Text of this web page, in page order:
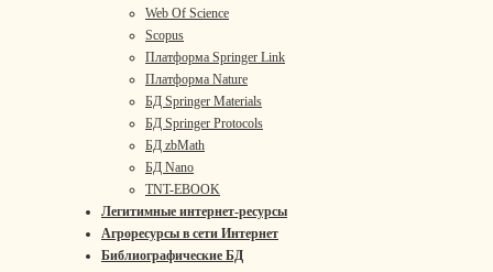
Web Of Science
Scopus
Платформа Springer Link
Платформа Nature
БД Springer Materials
БД Springer Protocols
БД zbMath
БД Nano
TNT-EBOOK
Легитимные интернет-ресурсы
Агроресурсы в сети Интернет
Библиографические БД